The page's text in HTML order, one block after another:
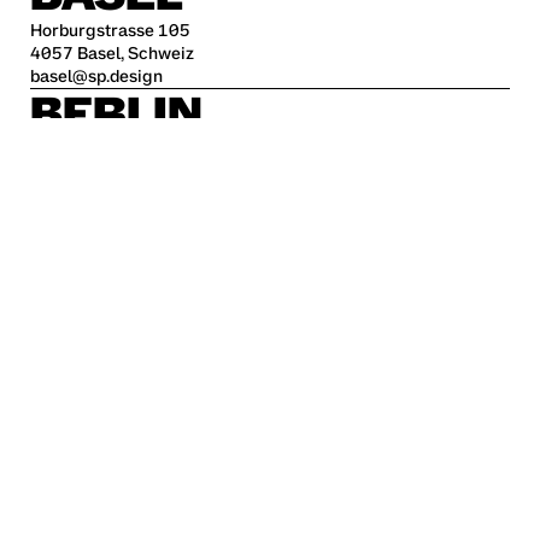
Horburgstrasse 105
4057 Basel, Schweiz
basel@sp.design
BERLIN